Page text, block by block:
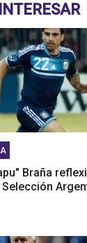
muy
Braña